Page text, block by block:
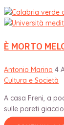
È MORTO
Antonio Marino 4
Cultura e Società
A casa Freni, a
sulle pareti